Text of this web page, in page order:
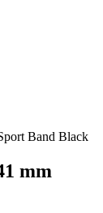
Band Black
mm